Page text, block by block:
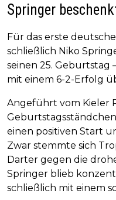
Springer
Für das erste
schließlich Niko
seinen 25. Geburtstag
mit einem 6-2-Erfolg
Angeführt vom Kieler
einen positiven Start
Zwar stemmte sich
Darter gegen die
Springer blieb
schließlich mit einem